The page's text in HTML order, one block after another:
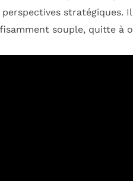
stratégiques.
souple, quitte à